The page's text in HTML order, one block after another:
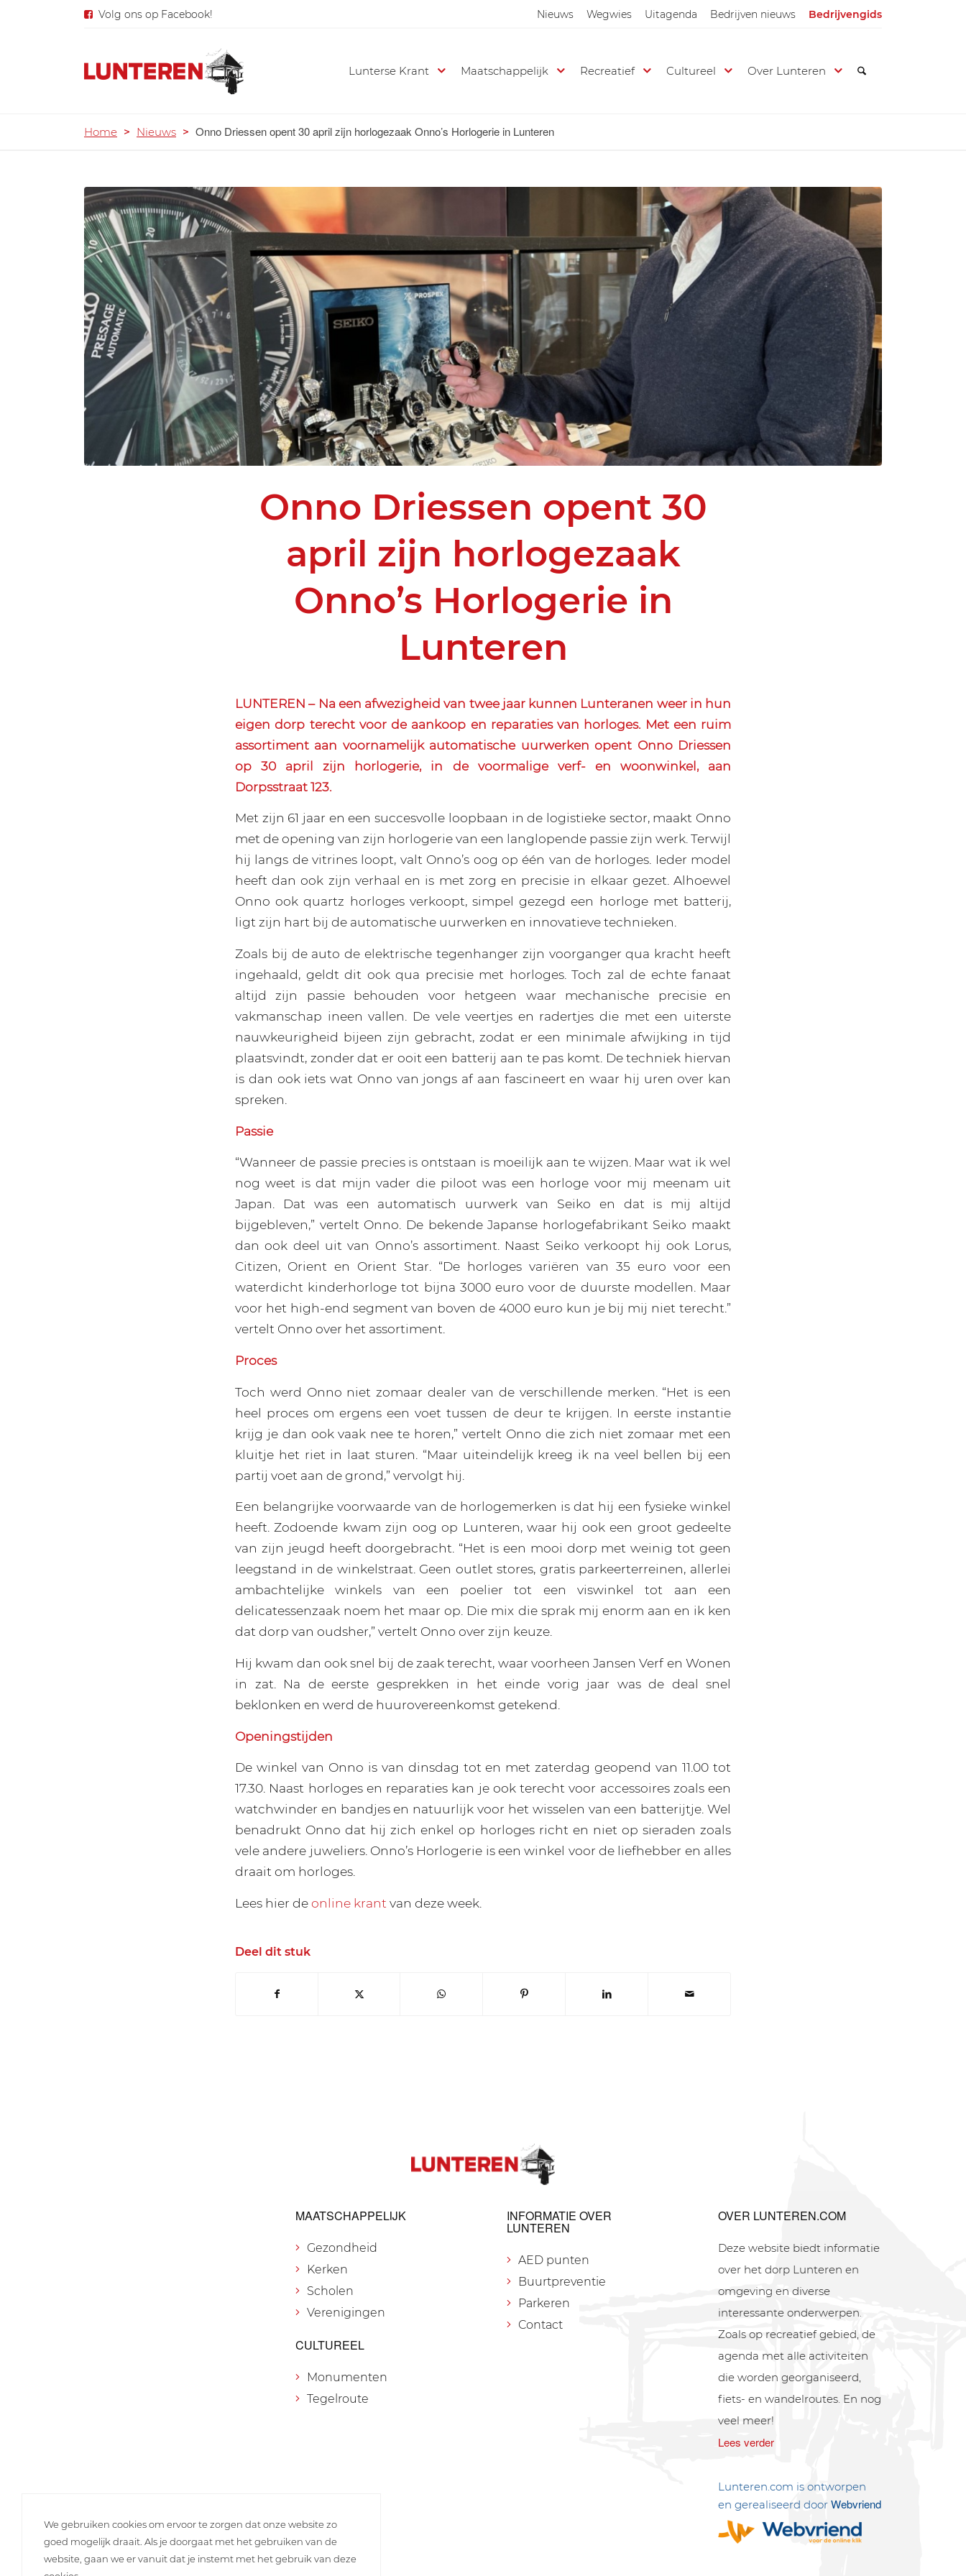
Nieuws Wegwies Uitagenda Bedrijven nieuws Bedrijvengids
Volg ons op Facebook!
Lunterse Krant Maatschappelijk Recreatief Cultureel Over Lunteren
Home > Nieuws > Onno Driessen opent 30 april zijn horlogezaak Onno’s Horlogerie in Lunteren
Onno Driessen opent 30
april zijn horlogezaak
Onno’s Horlogerie in
Lunteren
LUNTEREN – Na een afwezigheid van twee jaar kunnen Lunteranen weer in hun
eigen dorp terecht voor de aankoop en reparaties van horloges. Met een ruim
assortiment aan voornamelijk automatische uurwerken opent Onno Driessen
op 30 april zijn horlogerie, in de voormalige verf- en woonwinkel, aan
Dorpsstraat 123.
Met zijn 61 jaar en een succesvolle loopbaan in de logistieke sector, maakt Onno
met de opening van zijn horlogerie van een langlopende passie zijn werk. Terwijl
hij langs de vitrines loopt, valt Onno’s oog op één van de horloges. Ieder model
heeft dan ook zijn verhaal en is met zorg en precisie in elkaar gezet. Alhoewel
Onno ook quartz horloges verkoopt, simpel gezegd een horloge met batterij,
ligt zijn hart bij de automatische uurwerken en innovatieve technieken.
Zoals bij de auto de elektrische tegenhanger zijn voorganger qua kracht heeft
ingehaald, geldt dit ook qua precisie met horloges. Toch zal de echte fanaat
altijd zijn passie behouden voor hetgeen waar mechanische precisie en
vakmanschap ineen vallen. De vele veertjes en radertjes die met een uiterste
nauwkeurigheid bijeen zijn gebracht, zodat er een minimale afwijking in tijd
plaatsvindt, zonder dat er ooit een batterij aan te pas komt. De techniek hiervan
is dan ook iets wat Onno van jongs af aan fascineert en waar hij uren over kan
spreken.
Passie
“Wanneer de passie precies is ontstaan is moeilijk aan te wijzen. Maar wat ik wel
nog weet is dat mijn vader die piloot was een horloge voor mij meenam uit
Japan. Dat was een automatisch uurwerk van Seiko en dat is mij altijd
bijgebleven,” vertelt Onno. De bekende Japanse horlogefabrikant Seiko maakt
dan ook deel uit van Onno’s assortiment. Naast Seiko verkoopt hij ook Lorus,
Citizen, Orient en Orient Star. “De horloges variëren van 35 euro voor een
waterdicht kinderhorloge tot bijna 3000 euro voor de duurste modellen. Maar
voor het high-end segment van boven de 4000 euro kun je bij mij niet terecht.”
vertelt Onno over het assortiment.
Proces
Toch werd Onno niet zomaar dealer van de verschillende merken. “Het is een
heel proces om ergens een voet tussen de deur te krijgen. In eerste instantie
krijg je dan ook vaak nee te horen,” vertelt Onno die zich niet zomaar met een
kluitje het riet in laat sturen. “Maar uiteindelijk kreeg ik na veel bellen bij een
partij voet aan de grond,” vervolgt hij.
Een belangrijke voorwaarde van de horlogemerken is dat hij een fysieke winkel
heeft. Zodoende kwam zijn oog op Lunteren, waar hij ook een groot gedeelte
van zijn jeugd heeft doorgebracht. “Het is een mooi dorp met weinig tot geen
leegstand in de winkelstraat. Geen outlet stores, gratis parkeerterreinen, allerlei
ambachtelijke winkels van een poelier tot een viswinkel tot aan een
delicatessenzaak noem het maar op. Die mix die sprak mij enorm aan en ik ken
dat dorp van oudsher,” vertelt Onno over zijn keuze.
Hij kwam dan ook snel bij de zaak terecht, waar voorheen Jansen Verf en Wonen
in zat. Na de eerste gesprekken in het einde vorig jaar was de deal snel
beklonken en werd de huurovereenkomst getekend.
Openingstijden
De winkel van Onno is van dinsdag tot en met zaterdag geopend van 11.00 tot
17.30. Naast horloges en reparaties kan je ook terecht voor accessoires zoals een
watchwinder en bandjes en natuurlijk voor het wisselen van een batterijtje. Wel
benadrukt Onno dat hij zich enkel op horloges richt en niet op sieraden zoals
vele andere juweliers. Onno’s Horlogerie is een winkel voor de liefhebber en alles
draait om horloges.
Lees hier deonline krant van deze week.
Deel dit stuk
MAATSCHAPPELIJK
Gezondheid
Kerken
Scholen
Verenigingen
CULTUREEL
Monumenten
Tegelroute
INFORMATIE OVER
LUNTEREN
AED punten
Buurtpreventie
Parkeren
Contact
OVER LUNTEREN.COM
Deze website biedt informatie
over het dorp Lunteren en
omgeving en diverse
interessante onderwerpen.
Zoals op recreatief gebied, de
agenda met alle activiteiten
die worden georganiseerd,
fiets- en wandelroutes. En nog
veel meer!
Lees verder
Lunteren.com is ontworpen
en gerealiseerd doorWebvriend
We gebruiken cookies om ervoor te zorgen dat onze website zo
goed mogelijk draait. Als je doorgaat met het gebruiken van de
website, gaan we er vanuit dat je instemt met het gebruik van deze